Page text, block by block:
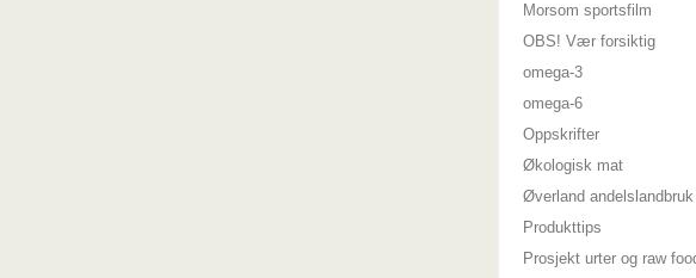
Morsom sportsfilm
OBS! Vær forsiktig
omega-3
omega-6
Oppskrifter
Økologisk mat
Øverland andelslandbruk
Produkttips
Prosjekt urter og raw